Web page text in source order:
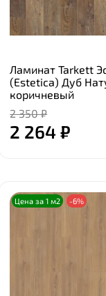
Ламинат Tarkett
(Estetica) Дуб
коричневый
2 350 ₽
2 264 ₽
Цена за 1 м2 -6%